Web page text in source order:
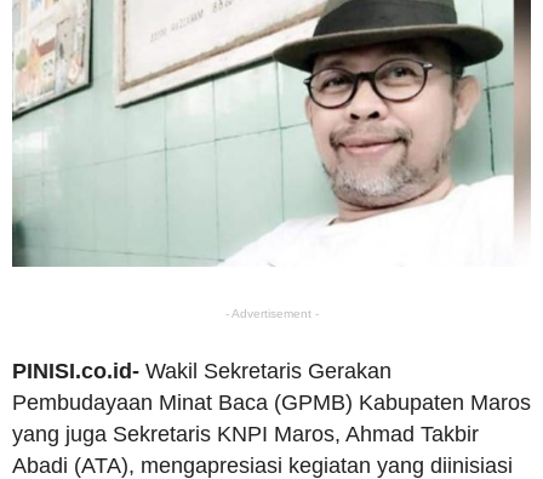
- Advertisement -
PINISI.co.id- Wakil Sekretaris Gerakan
Pembudayaan Minat Baca (GPMB) Kabupaten Maros
yang juga Sekretaris KNPI Maros, Ahmad Takbir
Abadi (ATA), mengapresiasi kegiatan yang diinisiasi